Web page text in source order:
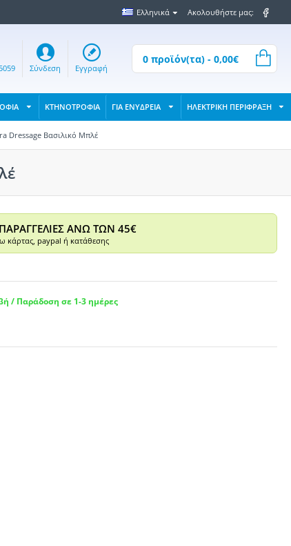
Ελληνικά Ακολουθήστε μας:
Σύνδεση Εγγραφή
0 προϊόν(τα) - 0,00€
ΚΤΗΝΟΤΡΟΦΙΑ ΓΙΑ ΕΝΥΔΡΕΙΑ ΗΛΕΚΤΡΙΚΗ ΠΕΡΙΦΡΑΞΗ
Dressage Βασιλικό Μπλέ
ΑΝΩ ΤΩΝ 45€
κάρτας, paypal ή κατάθεσης
/ Παράδοση σε 1-3 ημέρες